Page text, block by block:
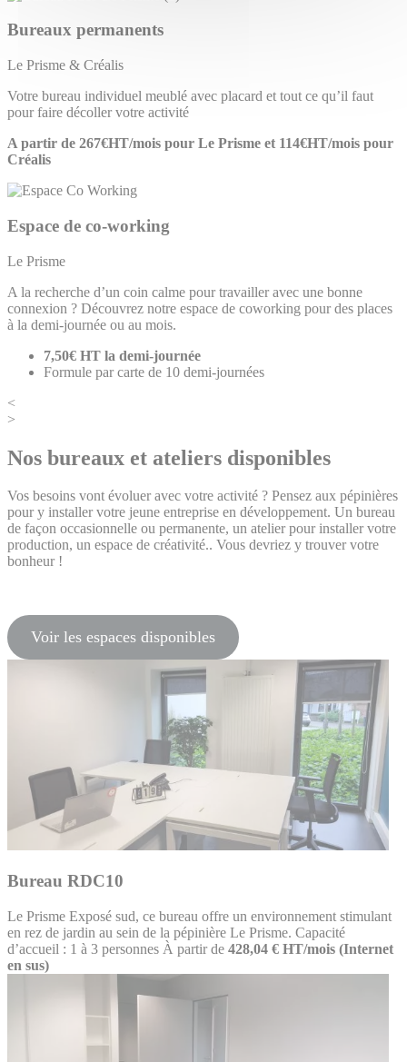
Bureaux permanents
Le Prisme & Créalis
Votre bureau individuel meublé avec placard et tout ce qu’il faut
pour faire décoller votre activité
A partir de 267€HT/mois pour Le Prisme et 114€HT/mois pour
Créalis
Espace de co-working
Le Prisme
A la recherche d’un coin calme pour travailler avec une bonne
connexion ? Découvrez notre espace de coworking pour des places
à la demi-journée ou au mois.
7,50€ HT la demi-journée
Formule par carte de 10 demi-journées
<
>
Nos bureaux et ateliers disponibles
Vos besoins vont évoluer avec votre activité ? Pensez aux pépinières
pour y installer votre jeune entreprise en développement. Un bureau
de façon occasionnelle ou permanente, un atelier pour installer votre
production, un espace de créativité.. Vous devriez y trouver votre
bonheur !
Voir les espaces disponibles
Bureau RDC10
Le Prisme Exposé sud, ce bureau offre un environnement stimulant
en rez de jardin au sein de la pépinière Le Prisme. Capacité
d’accueil : 1 à 3 personnes À partir de 428,04 € HT/mois (Internet
en sus)